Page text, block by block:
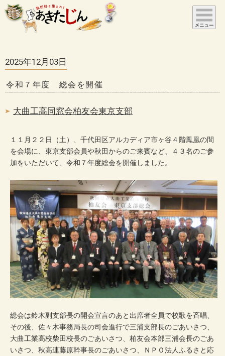
2025年12月03日
令和７年度 総会を開催
大曲工高同窓会柏友会東京支部
１１月２２日（土）、千代田区アルカディア市ヶ谷４階鳳凰の間
を会場に、東京支部会員や秋田からのご来賓など、４３名のご参
加をいただいて、令和７年度総会を開催しました。
総会は鈴木副支部長の開会宣言のあと出席者全員で校歌を斉唱、
その後、佐々木事務局長の司会進行で三浦支部長のごあいさつ、
大曲工業高校柴田校長のごあいさつ、柏友会本部三浦会長のごあ
いさつ、秋高連藤原幹事長のごあいさつ、ＮＰＯ法人ふるさと応